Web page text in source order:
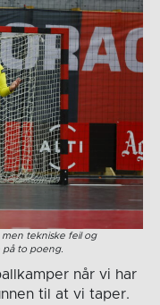
men tekniske feil og
to poeng.
når vi har
til at vi taper.